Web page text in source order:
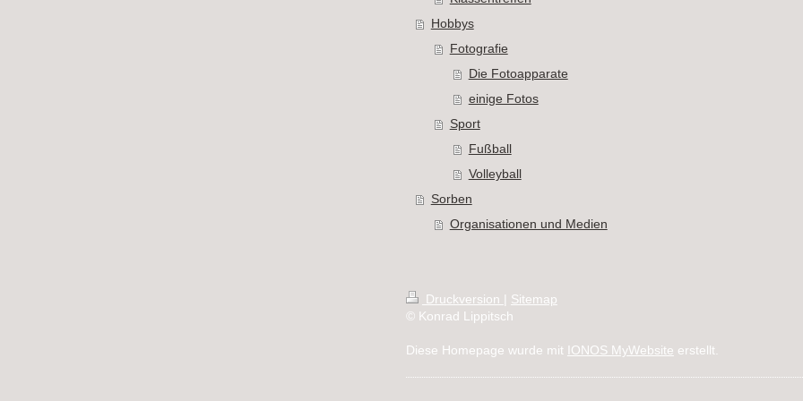
Hobbys
Fotografie
Die Fotoapparate
einige Fotos
Sport
Fußball
Volleyball
Sorben
Organisationen und Medien
Druckversion | Sitemap
© Konrad Lippitsch
Diese Homepage wurde mit IONOS MyWebsite erstellt.